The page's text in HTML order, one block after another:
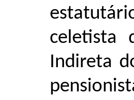
celetista
Indireta